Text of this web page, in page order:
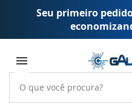
Seu primeiro